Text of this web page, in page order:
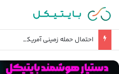
احتمال حمله زمینی آمریکا و